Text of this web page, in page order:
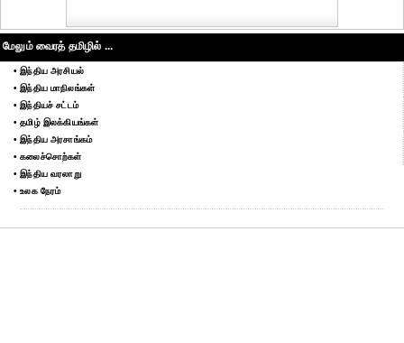
மேலும் வைரத் தமிழில் ...
• இந்திய அரசியல்
• இந்திய மாநிலங்கள்
• இந்தியச் சட்டம்
• தமிழ் இலக்கியங்கள்
• இந்திய அரசாங்கம்
• கலைச்சொற்கள்
• இந்திய வரலாறு
• உலக நேரம்